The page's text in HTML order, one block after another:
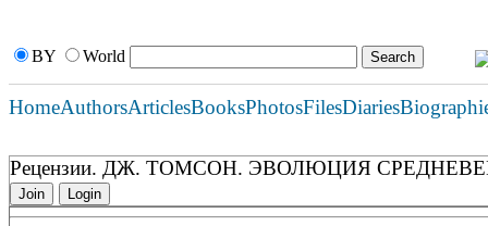
BY World
HomeAuthorsArticlesBooksPhotosFilesDiaries
Рецензии. ДЖ. ТОМСОН. ЭВОЛЮЦИЯ
Join Login